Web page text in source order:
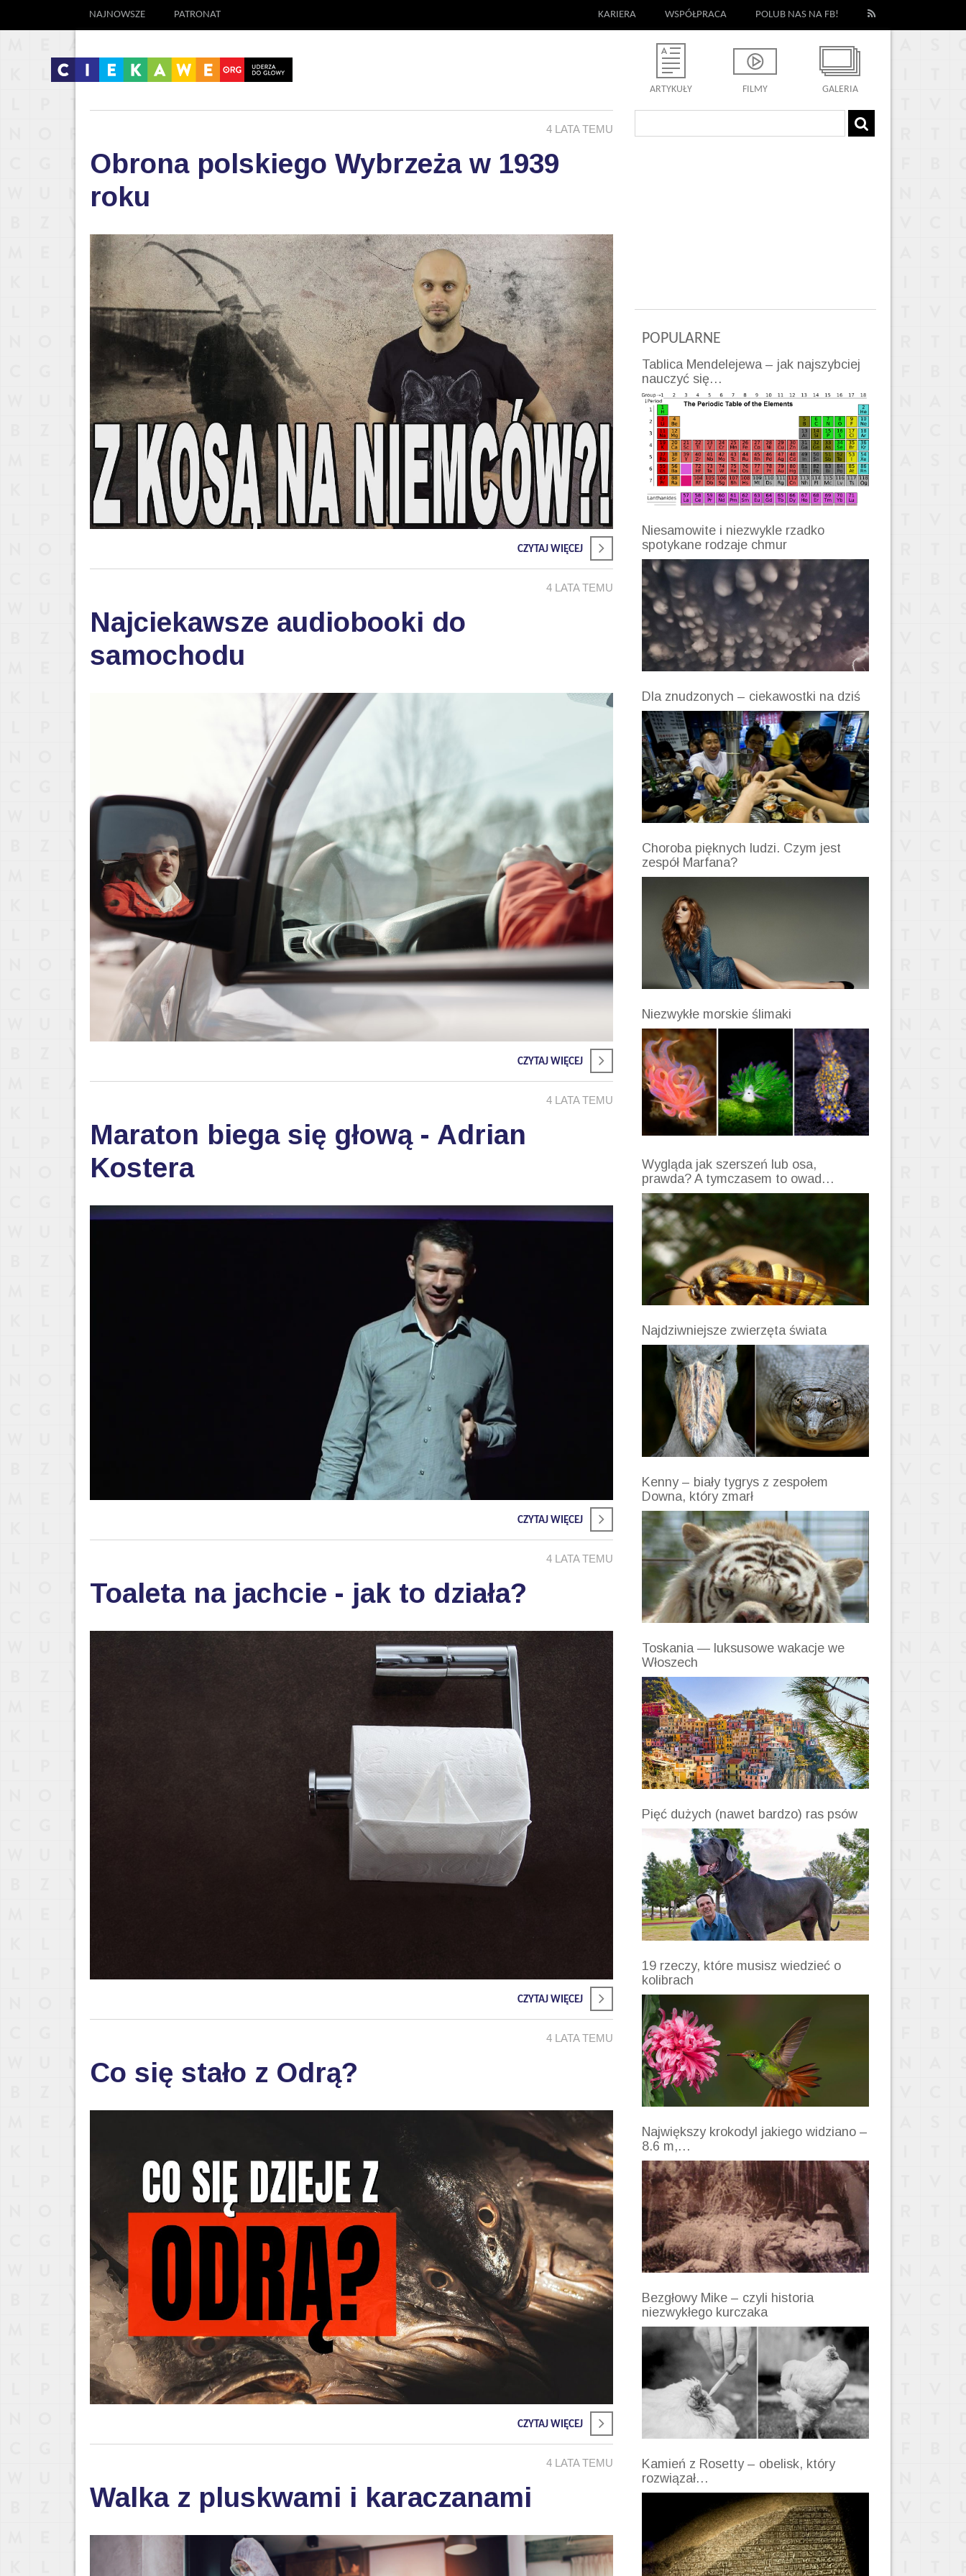
NAJNOWSZE PATRONAT KARIERA WSPÓŁPRACA POLUB NAS NA FB!
ARTYKUŁY FILMY GALERIA
4 LATA TEMU
Obrona polskiego Wybrzeża w 1939
roku
CZYTAJ WIĘCEJ
4 LATA TEMU
Najciekawsze audiobooki do
samochodu
CZYTAJ WIĘCEJ
4 LATA TEMU
Maraton biega się głową - Adrian
Kostera
CZYTAJ WIĘCEJ
4 LATA TEMU
Toaleta na jachcie - jak to działa?
CZYTAJ WIĘCEJ
4 LATA TEMU
Co się stało z Odrą?
CZYTAJ WIĘCEJ
4 LATA TEMU
Walka z pluskwami i karaczanami
POPULARNE
Tablica Mendelejewa – jak najszybciej
nauczyć się…
Niesamowite i niezwykle rzadko
spotykane rodzaje chmur
Dla znudzonych – ciekawostki na dziś
Choroba pięknych ludzi. Czym jest
zespół Marfana?
Niezwykłe morskie ślimaki
Wygląda jak szerszeń lub osa,
prawda? A tymczasem to owad…
Najdziwniejsze zwierzęta świata
Kenny – biały tygrys z zespołem
Downa, który zmarł
Toskania — luksusowe wakacje we
Włoszech
Pięć dużych (nawet bardzo) ras psów
19 rzeczy, które musisz wiedzieć o
kolibrach
Największy krokodyl jakiego widziano –
8.6 m,…
Bezgłowy Mike – czyli historia
niezwykłego kurczaka
Kamień z Rosetty – obelisk, który
rozwiązał…